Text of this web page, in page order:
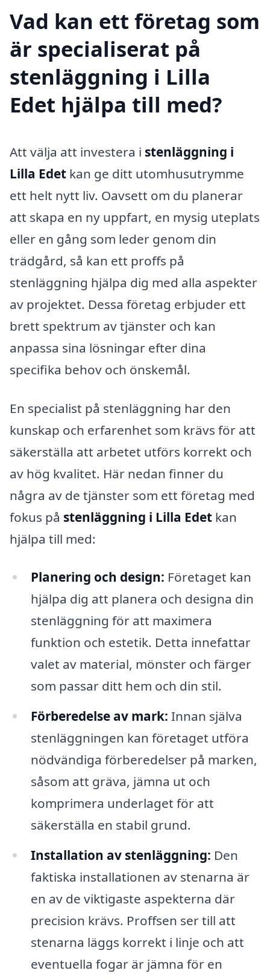
Vad kan ett företag som
är specialiserat på
stenläggning i Lilla
Edet hjälpa till med?
Att välja att investera i stenläggning i
Lilla Edet kan ge ditt utomhusutrymme
ett helt nytt liv. Oavsett om du planerar
att skapa en ny uppfart, en mysig uteplats
eller en gång som leder genom din
trädgård, så kan ett proffs på
stenläggning hjälpa dig med alla aspekter
av projektet. Dessa företag erbjuder ett
brett spektrum av tjänster och kan
anpassa sina lösningar efter dina
specifika behov och önskemål.
En specialist på stenläggning har den
kunskap och erfarenhet som krävs för att
säkerställa att arbetet utförs korrekt och
av hög kvalitet. Här nedan finner du
några av de tjänster som ett företag med
fokus på stenläggning i Lilla Edet kan
hjälpa till med:
Planering och design: Företaget kan
hjälpa dig att planera och designa din
stenläggning för att maximera
funktion och estetik. Detta innefattar
valet av material, mönster och färger
som passar ditt hem och din stil.
Förberedelse av mark: Innan själva
stenläggningen kan företaget utföra
nödvändiga förberedelser på marken,
såsom att gräva, jämna ut och
komprimera underlaget för att
säkerställa en stabil grund.
Installation av stenläggning: Den
faktiska installationen av stenarna är
en av de viktigaste aspekterna där
precision krävs. Proffsen ser till att
stenarna läggs korrekt i linje och att
eventuella fogar är jämna för en